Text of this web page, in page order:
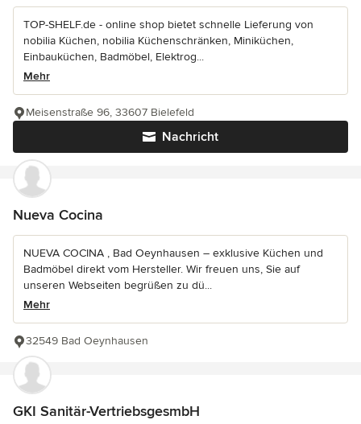
TOP-SHELF.de - online shop bietet schnelle Lieferung von
nobilia Küchen, nobilia Küchenschränken, Miniküchen,
Einbauküchen, Badmöbel, Elektrog...
Mehr
Nachricht
Meisenstraße 96, 33607 Bielefeld
Nueva Cocina
NUEVA COCINA , Bad Oeynhausen – exklusive Küchen und
Badmöbel direkt vom Hersteller. Wir freuen uns, Sie auf
unseren Webseiten begrüßen zu dü...
Mehr
32549 Bad Oeynhausen
GKI Sanitär-VertriebsgesmbH